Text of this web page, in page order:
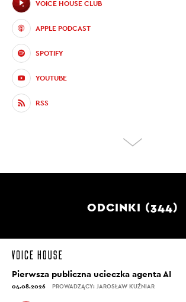
VOICE HOUSE CLUB
APPLE PODCAST
SPOTIFY
YOUTUBE
RSS
ODCINKI (344)
Pierwsza publiczna ucieczka agenta AI
04.08.2026 PROWADZĄCY: JAROSŁAW KUŹNIAR